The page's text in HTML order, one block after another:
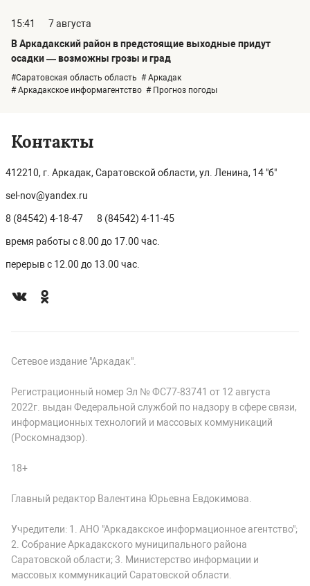
15:41
7 августа
В Аркадакский район в предстоящие выходные придут
осадки — возможны грозы и град
#Саратовская область область # Аркадак
# Аркадакское информагентство # Прогноз погоды
Контакты
412210, г. Аркадак, Саратовской области, ул. Ленина, 14 "б"
sel-nov@yandex.ru
8 (84542) 4-18-47 8 (84542) 4-11-45
время работы с 8.00 до 17.00 час.
перерыв с 12.00 до 13.00 час.
Сетевое издание "Аркадак".
Регистрационный номер Эл № ФС77-83741 от 12 августа
2022г. выдан Федеральной службой по надзору в сфере связи,
информационных технологий и массовых коммуникаций
(Роскомнадзор).
18+
Главный редактор Валентина Юрьевна Евдокимова.
Учредители: 1. АНО "Аркадакское информационное агентство";
2. Собрание Аркадакского муниципального района
Саратовской области; 3. Министерство информации и
массовых коммуникаций Саратовской области.